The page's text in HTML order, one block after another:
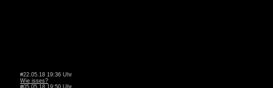
#22.05.18 19:36 Uhr
Wie isses?
#05.05.18 19:50 Uhr